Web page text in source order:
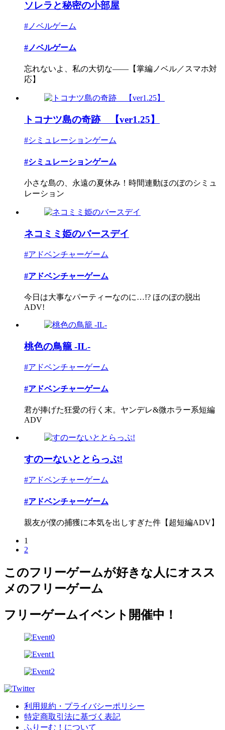
ソレラと秘密の小部屋
#ノベルゲーム
#ノベルゲーム
忘れないよ、私の大切な――【掌編ノベル／スマホ対
応】
トコナツ島の奇跡 【ver1.25】
#シミュレーションゲーム
#シミュレーションゲーム
小さな島の、永遠の夏休み！時間連動ほのぼのシミュ
レーション
ネコミミ姫のバースデイ
#アドベンチャーゲーム
#アドベンチャーゲーム
今日は大事なパーティーなのに…!? ほのぼの脱出
ADV!
桃色の鳥籠 -IL-
#アドベンチャーゲーム
#アドベンチャーゲーム
君が捧げた狂愛の行く末。ヤンデレ&微ホラー系短編
ADV
すのーないととらっぷ!
#アドベンチャーゲーム
#アドベンチャーゲーム
親友が僕の捕獲に本気を出しすぎた件【超短編ADV】
1
2
このフリーゲームが好きな人にオスス
メのフリーゲーム
フリーゲームイベント開催中！
利用規約・プライバシーポリシー
特定商取引法に基づく表記
ふりーむ！について